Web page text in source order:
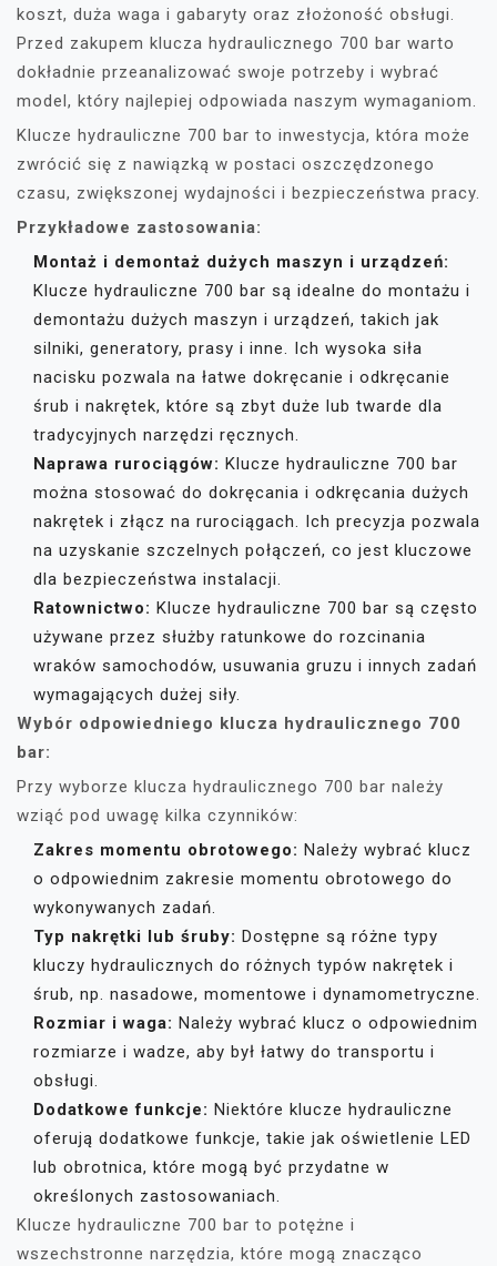
koszt, duża waga i gabaryty oraz złożoność obsługi.
Przed zakupem klucza hydraulicznego 700 bar warto
dokładnie przeanalizować swoje potrzeby i wybrać
model, który najlepiej odpowiada naszym wymaganiom.
Klucze hydrauliczne 700 bar to inwestycja, która może
zwrócić się z nawiązką w postaci oszczędzonego
czasu, zwiększonej wydajności i bezpieczeństwa pracy.
Przykładowe zastosowania:
Montaż i demontaż dużych maszyn i urządzeń:
Klucze hydrauliczne 700 bar są idealne do montażu i
demontażu dużych maszyn i urządzeń, takich jak
silniki, generatory, prasy i inne. Ich wysoka siła
nacisku pozwala na łatwe dokręcanie i odkręcanie
śrub i nakrętek, które są zbyt duże lub twarde dla
tradycyjnych narzędzi ręcznych.
Naprawa rurociągów: Klucze hydrauliczne 700 bar
można stosować do dokręcania i odkręcania dużych
nakrętek i złącz na rurociągach. Ich precyzja pozwala
na uzyskanie szczelnych połączeń, co jest kluczowe
dla bezpieczeństwa instalacji.
Ratownictwo: Klucze hydrauliczne 700 bar są często
używane przez służby ratunkowe do rozcinania
wraków samochodów, usuwania gruzu i innych zadań
wymagających dużej siły.
Wybór odpowiedniego klucza hydraulicznego 700
bar:
Przy wyborze klucza hydraulicznego 700 bar należy
wziąć pod uwagę kilka czynników:
Zakres momentu obrotowego: Należy wybrać klucz
o odpowiednim zakresie momentu obrotowego do
wykonywanych zadań.
Typ nakrętki lub śruby: Dostępne są różne typy
kluczy hydraulicznych do różnych typów nakrętek i
śrub, np. nasadowe, momentowe i dynamometryczne.
Rozmiar i waga: Należy wybrać klucz o odpowiednim
rozmiarze i wadze, aby był łatwy do transportu i
obsługi.
Dodatkowe funkcje: Niektóre klucze hydrauliczne
oferują dodatkowe funkcje, takie jak oświetlenie LED
lub obrotnica, które mogą być przydatne w
określonych zastosowaniach.
Klucze hydrauliczne 700 bar to potężne i
wszechstronne narzędzia, które mogą znacząco